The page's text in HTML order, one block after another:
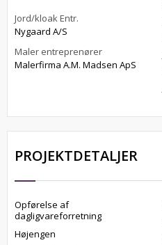
Jord/kloak Entr.
Nygaard A/S
Maler entreprenører
Malerfirma A.M. Madsen ApS
PROJEKTDETALJER
Opførelse af
dagligvareforretning
Højengen